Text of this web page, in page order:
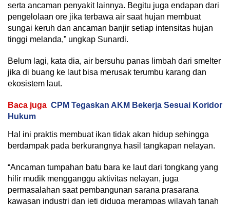
serta ancaman penyakit lainnya. Begitu juga endapan dari
pengelolaan ore jika terbawa air saat hujan membuat
sungai keruh dan ancaman banjir setiap intensitas hujan
tinggi melanda,” ungkap Sunardi.
Belum lagi, kata dia, air bersuhu panas limbah dari smelter
jika di buang ke laut bisa merusak terumbu karang dan
ekosistem laut.
Baca juga CPM Tegaskan AKM Bekerja Sesuai Koridor
Hukum
Hal ini praktis membuat ikan tidak akan hidup sehingga
berdampak pada berkurangnya hasil tangkapan nelayan.
“Ancaman tumpahan batu bara ke laut dari tongkang yang
hilir mudik mengganggu aktivitas nelayan, juga
permasalahan saat pembangunan sarana prasarana
kawasan industri dan jeti diduga merampas wilayah tanah